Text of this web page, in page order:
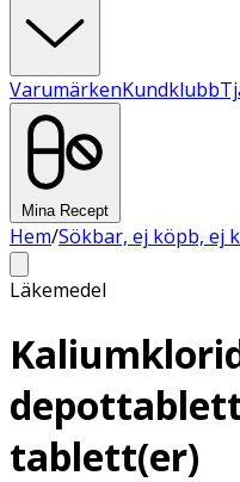
VarumärkenKundklubb
Mina Recept
Hem/Sökbar, ej köpb, ej
Läkemedel
tablett(er)